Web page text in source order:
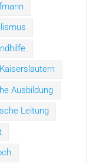
Kaiserslautern
Ausbildung
Leitung